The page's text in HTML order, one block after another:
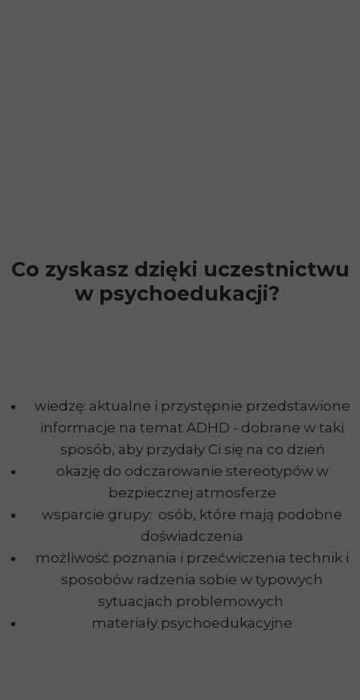
Co zyskasz dzięki uczestnictwu
w psychoedukacji?
wiedzę: aktualne i przystępnie przedstawione
informacje na temat ADHD - dobrane w taki
sposób, aby przydały Ci się na co dzień
okazję do odczarowanie stereotypów w
bezpiecznej atmosferze
wsparcie grupy: osób, które mają podobne
doświadczenia
możliwość poznania i przećwiczenia technik i
sposobów radzenia sobie w typowych
sytuacjach problemowych
materiały psychoedukacyjne